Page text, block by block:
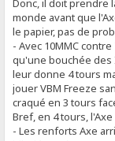
monde avant que
le papier, pas de
- Avec 10MMC
qu'une bouchée des
leur donne 4 tours
jouer VBM Freeze
craqué en 3 tours
Bref, en 4 tours,
- Les renforts Axe